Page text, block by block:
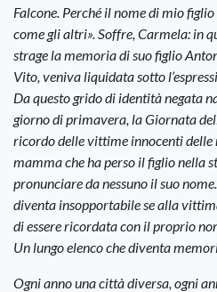
Falcone. Perché il nome di mio
come gli altri». Soffre, Carmela: in
strage la memoria di suo figlio
Vito, veniva liquidata sotto
Da questo grido di identità negata
giorno di primavera, la Giornata
ricordo delle vittime innocenti delle
mamma che ha perso il figlio nella
pronunciare da nessuno il suo
diventa insopportabile se alla
di essere ricordata con il proprio
Un lungo elenco che diventa
Ogni anno una città diversa, ogni